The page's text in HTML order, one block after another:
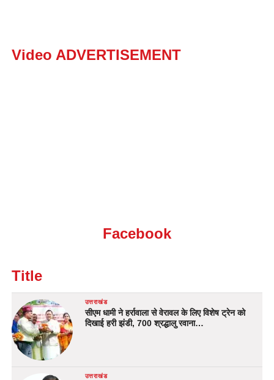
Video ADVERTISEMENT
Facebook
Title
उत्तराखंड
सीएम धामी ने हर्रावाला से वेरावल के लिए विशेष ट्रेन को
दिखाई हरी झंडी, 700 श्रद्धालु रवाना…
उत्तराखंड